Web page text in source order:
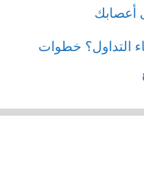
أعصابك
التداول؟ خطوات